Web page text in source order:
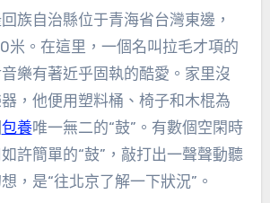
族自治縣位于青海省台灣東邊，
0米。在這里，一個名叫拉毛才項的
樂有著近乎固執的酷愛。家里沒
，他便用塑料桶、椅子和木棍為
包養唯一無二的“鼓”。有數個空閑時
許簡單的“鼓”，敲打出一聲聲動聽
，是“往北京了解一下狀況”。